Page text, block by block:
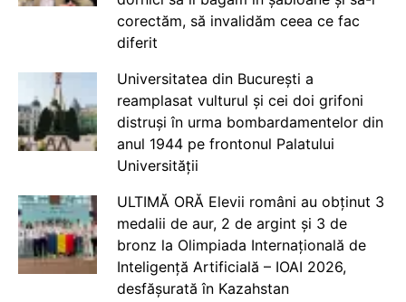
corectăm, să invalidăm ceea ce fac
diferit
Universitatea din București a
reamplasat vulturul și cei doi grifoni
distruși în urma bombardamentelor din
anul 1944 pe frontonul Palatului
Universității
ULTIMĂ ORĂ Elevii români au obținut 3
medalii de aur, 2 de argint și 3 de
bronz la Olimpiada Internațională de
Inteligență Artificială – IOAI 2026,
desfășurată în Kazahstan